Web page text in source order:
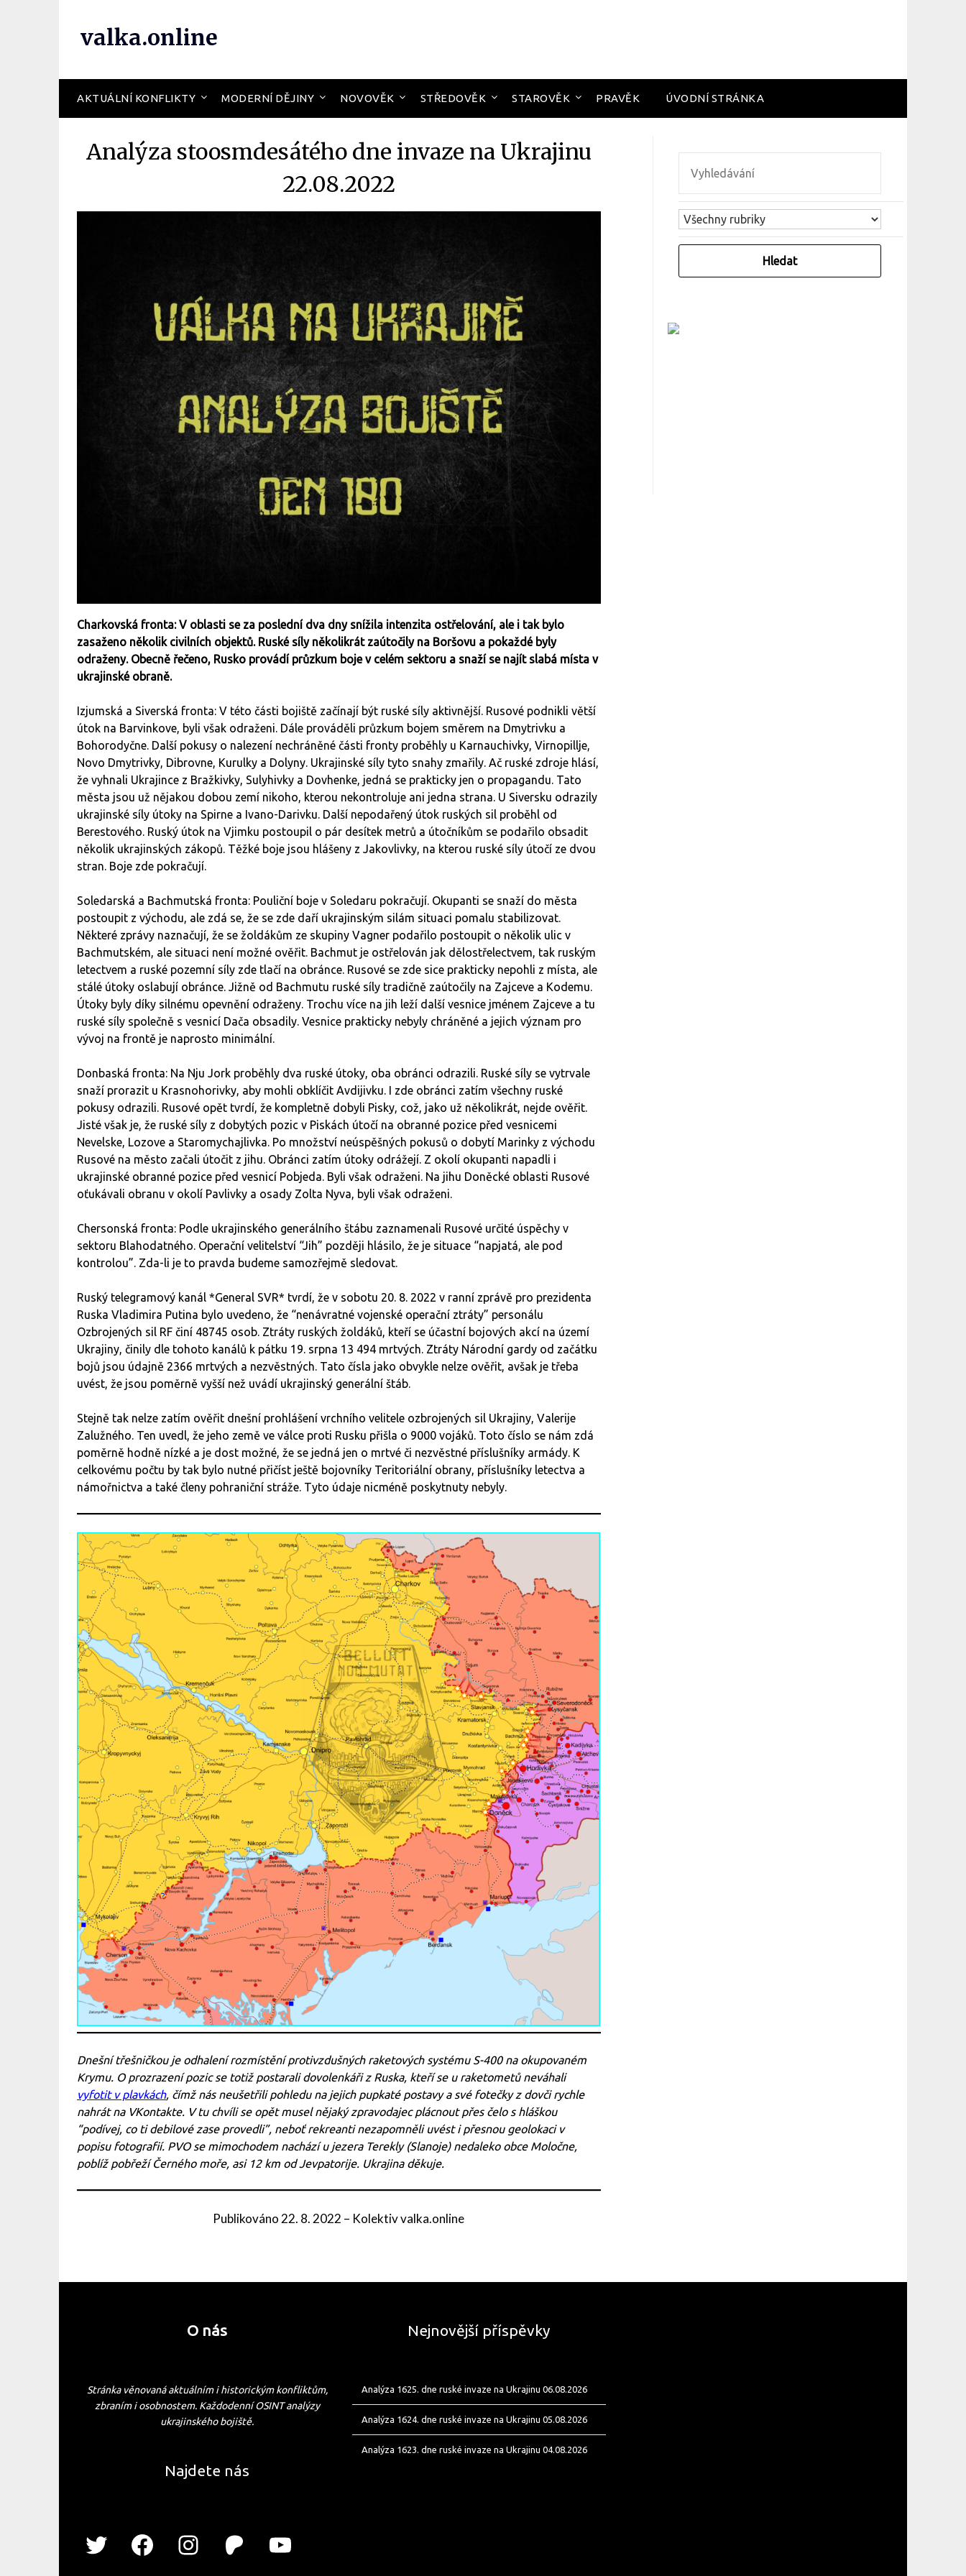
valka.online
AKTUÁLNÍ KONFLIKTY MODERNÍ DĚJINY NOVOVĚK STŘEDOVĚK STAROVĚK PRAVĚK ÚVODNÍ STRÁNKA
Analýza stoosmdesátého dne invaze na Ukrajinu
22.08.2022
Charkovská fronta: V oblasti se za poslední dva dny snížila intenzita ostřelování, ale i tak bylo
zasaženo několik civilních objektů. Ruské síly několikrát zaútočily na Boršovu a pokaždé byly
odraženy. Obecně řečeno, Rusko provádí průzkum boje v celém sektoru a snaží se najít slabá místa v
ukrajinské obraně.
Izjumská a Siverská fronta: V této části bojiště začínají být ruské síly aktivnější. Rusové podnikli větší
útok na Barvinkove, byli však odraženi. Dále prováděli průzkum bojem směrem na Dmytrivku a
Bohorodyčne. Další pokusy o nalezení nechráněné části fronty proběhly u Karnauchivky, Virnopillje,
Novo Dmytrivky, Dibrovne, Kurulky a Dolyny. Ukrajinské síly tyto snahy zmařily. Ač ruské zdroje hlásí,
že vyhnali Ukrajince z Bražkivky, Sulyhivky a Dovhenke, jedná se prakticky jen o propagandu. Tato
města jsou už nějakou dobou zemí nikoho, kterou nekontroluje ani jedna strana. U Siversku odrazily
ukrajinské síly útoky na Spirne a Ivano-Darivku. Další nepodařený útok ruských sil proběhl od
Berestového. Ruský útok na Vjimku postoupil o pár desítek metrů a útočníkům se podařilo obsadit
několik ukrajinských zákopů. Těžké boje jsou hlášeny z Jakovlivky, na kterou ruské síly útočí ze dvou
stran. Boje zde pokračují.
Soledarská a Bachmutská fronta: Pouliční boje v Soledaru pokračují. Okupanti se snaží do města
postoupit z východu, ale zdá se, že se zde daří ukrajinským silám situaci pomalu stabilizovat.
Některé zprávy naznačují, že se žoldákům ze skupiny Vagner podařilo postoupit o několik ulic v
Bachmutském, ale situaci není možné ověřit. Bachmut je ostřelován jak dělostřelectvem, tak ruským
letectvem a ruské pozemní síly zde tlačí na obránce. Rusové se zde sice prakticky nepohli z místa, ale
stálé útoky oslabují obránce. Jižně od Bachmutu ruské síly tradičně zaútočily na Zajceve a Kodemu.
Útoky byly díky silnému opevnění odraženy. Trochu více na jih leží další vesnice jménem Zajceve a tu
ruské síly společně s vesnicí Dača obsadily. Vesnice prakticky nebyly chráněné a jejich význam pro
vývoj na frontě je naprosto minimální.
Donbaská fronta: Na Nju Jork proběhly dva ruské útoky, oba obránci odrazili. Ruské síly se vytrvale
snaží prorazit u Krasnohorivky, aby mohli obklíčit Avdijivku. I zde obránci zatím všechny ruské
pokusy odrazili. Rusové opět tvrdí, že kompletně dobyli Pisky, což, jako už několikrát, nejde ověřit.
Jisté však je, že ruské síly z dobytých pozic v Piskách útočí na obranné pozice před vesnicemi
Nevelske, Lozove a Staromychajlivka. Po množství neúspěšných pokusů o dobytí Marinky z východu
Rusové na město začali útočit z jihu. Obránci zatím útoky odrážejí. Z okolí okupanti napadli i
ukrajinské obranné pozice před vesnicí Pobjeda. Byli však odraženi. Na jihu Doněcké oblasti Rusové
oťukávali obranu v okolí Pavlivky a osady Zolta Nyva, byli však odraženi.
Chersonská fronta: Podle ukrajinského generálního štábu zaznamenali Rusové určité úspěchy v
sektoru Blahodatného. Operační velitelství “Jih” později hlásilo, že je situace “napjatá, ale pod
kontrolou”. Zda-li je to pravda budeme samozřejmě sledovat.
Ruský telegramový kanál *General SVR* tvrdí, že v sobotu 20. 8. 2022 v ranní zprávě pro prezidenta
Ruska Vladimira Putina bylo uvedeno, že “nenávratné vojenské operační ztráty” personálu
Ozbrojených sil RF činí 48745 osob. Ztráty ruských žoldáků, kteří se účastní bojových akcí na území
Ukrajiny, činily dle tohoto kanálů k pátku 19. srpna 13 494 mrtvých. Ztráty Národní gardy od začátku
bojů jsou údajně 2366 mrtvých a nezvěstných. Tato čísla jako obvykle nelze ověřit, avšak je třeba
uvést, že jsou poměrně vyšší než uvádí ukrajinský generální štáb.
Stejně tak nelze zatím ověřit dnešní prohlášení vrchního velitele ozbrojených sil Ukrajiny, Valerije
Zalužného. Ten uvedl, že jeho země ve válce proti Rusku přišla o 9000 vojáků. Toto číslo se nám zdá
poměrně hodně nízké a je dost možné, že se jedná jen o mrtvé či nezvěstné příslušníky armády. K
celkovému počtu by tak bylo nutné přičíst ještě bojovníky Teritoriální obrany, příslušníky letectva a
námořnictva a také členy pohraniční stráže. Tyto údaje nicméně poskytnuty nebyly.
Dnešní třešničkou je odhalení rozmístění protivzdušných raketových systému S-400 na okupovaném
Krymu. O prozrazení pozic se totiž postarali dovolenkáři z Ruska, kteří se u raketometů neváhali
vyfotit v plavkách, čímž nás neušetřili pohledu na jejich pupkaté postavy a své fotečky z dovči rychle
nahrát na VKontakte. V tu chvíli se opět musel nějaký zpravodajec plácnout přes čelo s hláškou
“podívej, co ti debilové zase provedli”, neboť rekreanti nezapomněli uvést i přesnou geolokaci v
popisu fotografií. PVO se mimochodem nachází u jezera Terekly (Slanoje) nedaleko obce Moločne,
poblíž pobřeží Černého moře, asi 12 km od Jevpatorije. Ukrajina děkuje.
Publikováno 22. 8. 2022 – Kolektiv valka.online
O nás
Stránka věnovaná aktuálním i historickým konfliktům,
zbraním i osobnostem. Každodenní OSINT analýzy
ukrajinského bojiště.
Najdete nás
Nejnovější příspěvky
Analýza 1625. dne ruské invaze na Ukrajinu 06.08.2026
Analýza 1624. dne ruské invaze na Ukrajinu 05.08.2026
Analýza 1623. dne ruské invaze na Ukrajinu 04.08.2026